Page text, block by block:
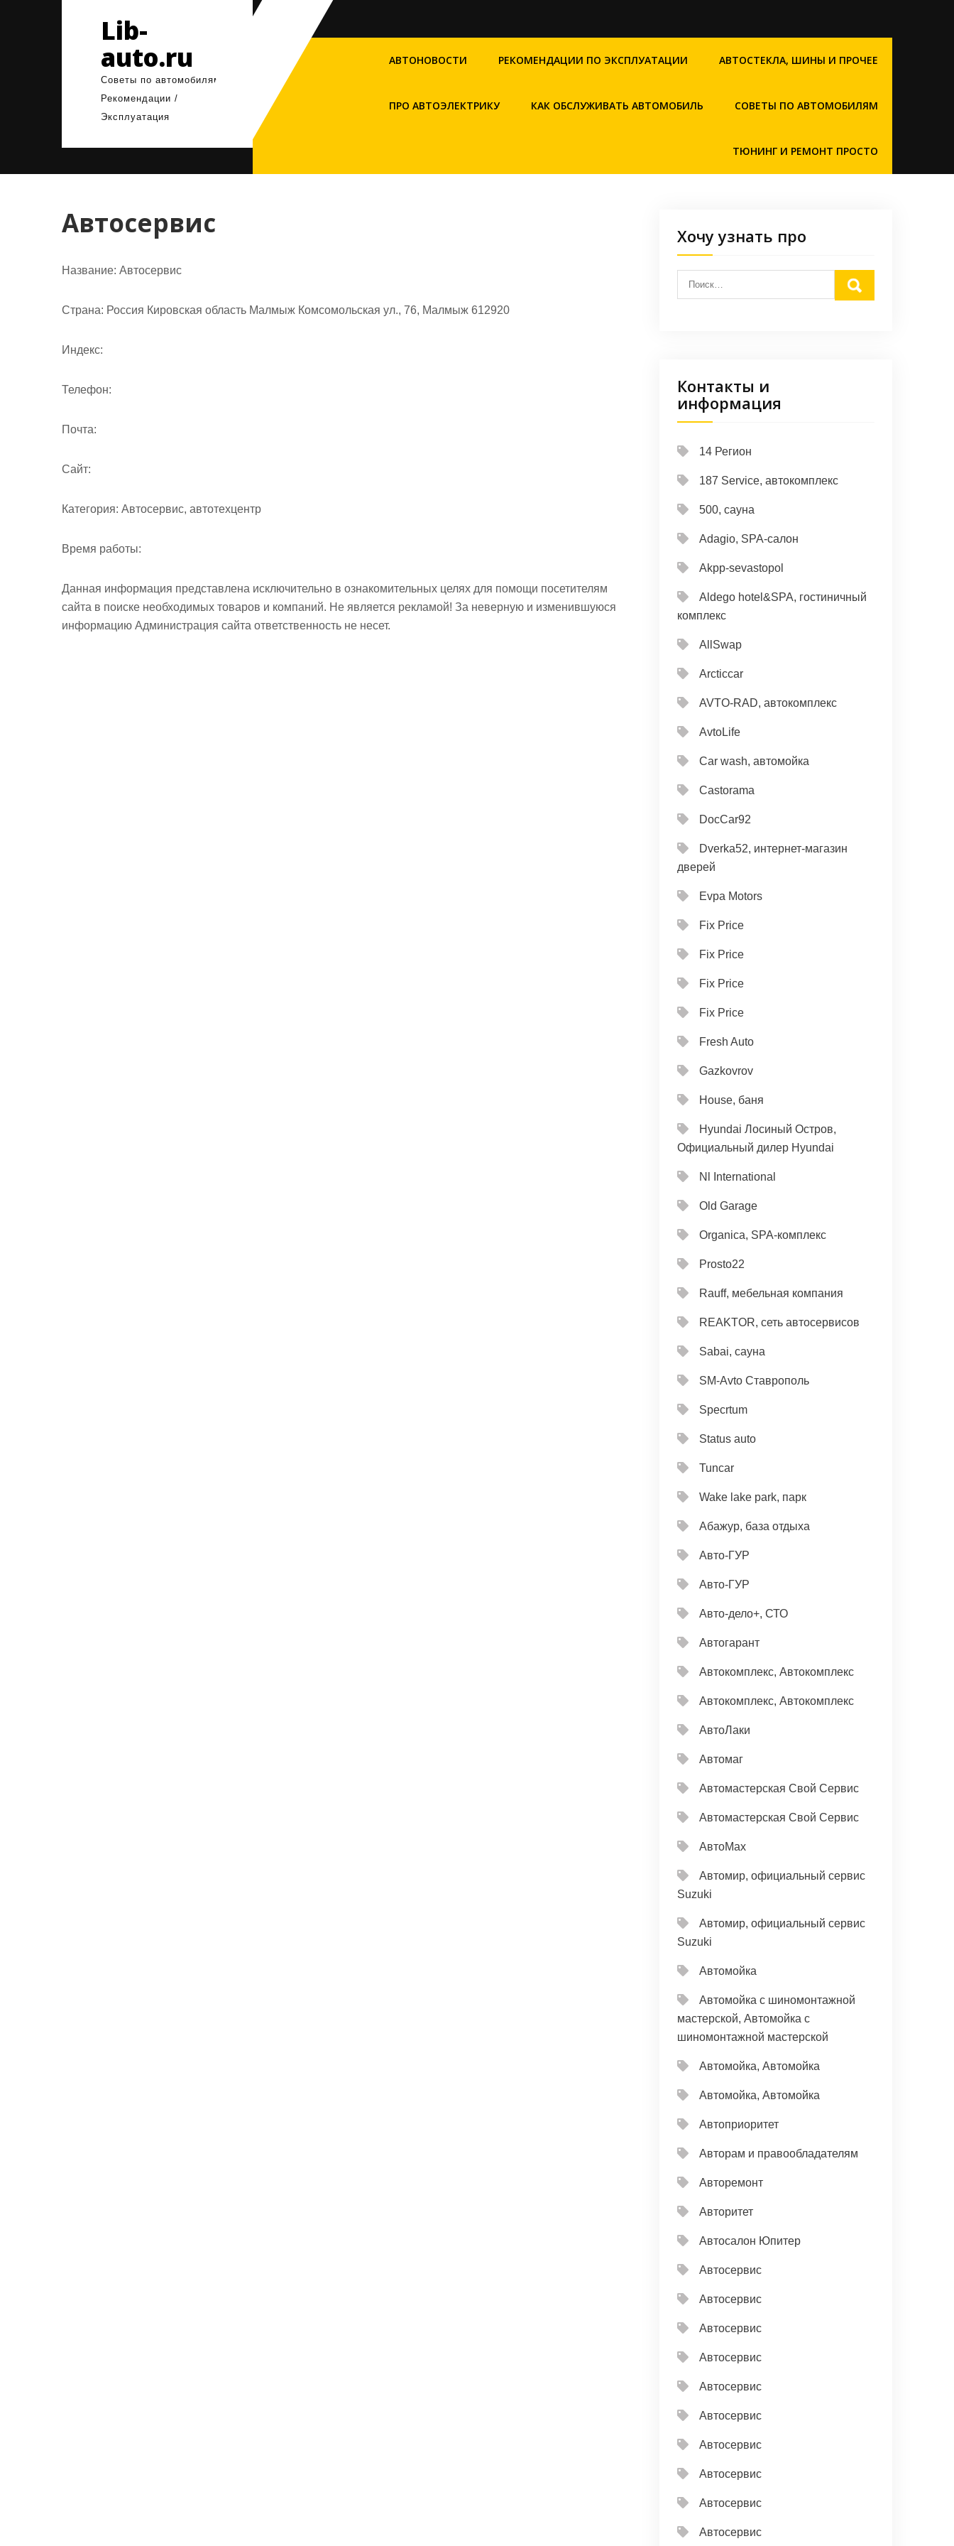
Lib-
auto.ru
Советы по автомобилям /
Рекомендации /
Эксплуатация
АВТОНОВОСТИ РЕКОМЕНДАЦИИ ПО ЭКСПЛУАТАЦИИ АВТОСТЕКЛА, ШИНЫ И ПРОЧЕЕ
ПРО АВТОЭЛЕКТРИКУ КАК ОБСЛУЖИВАТЬ АВТОМОБИЛЬ СОВЕТЫ ПО АВТОМОБИЛЯМ
ТЮНИНГ И РЕМОНТ ПРОСТО
Автосервис
Название: Автосервис
Страна: Россия Кировская область Малмыж Комсомольская ул., 76, Малмыж 612920
Индекс:
Телефон:
Почта:
Cайт:
Категория: Автосервис, автотехцентр
Время работы:
Данная информация представлена исключительно в ознакомительных целях для помощи посетителям
сайта в поиске необходимых товаров и компаний. Не является рекламой! За неверную и изменившуюся
информацию Администрация сайта ответственность не несет.
Хочу узнать про
Контакты и
информация
14 Регион
187 Service, автокомплекс
500, сауна
Adagio, SPA-салон
Akpp-sevastopol
Aldego hotel&SPA, гостиничный
комплекс
AllSwap
Arcticcar
AVTO-RAD, автокомплекс
AvtoLife
Car wash, автомойка
Castorama
DocCar92
Dverka52, интернет-магазин
дверей
Evpa Motors
Fix Price
Fix Price
Fix Price
Fix Price
Fresh Auto
Gazkovrov
House, баня
Hyundai Лосиный Остров,
Официальный дилер Hyundai
Nl International
Old Garage
Organica, SPA-комплекс
Prosto22
Rauff, мебельная компания
REAKTOR, сеть автосервисов
Sabai, сауна
SM-Avto Ставрополь
Specrtum
Status auto
Tuncar
Wake lake park, парк
Абажур, база отдыха
Авто-ГУР
Авто-ГУР
Авто-дело+, СТО
Автогарант
Автокомплекс, Автокомплекс
Автокомплекс, Автокомплекс
АвтоЛаки
Автомаг
Автомастерская Свой Сервис
Автомастерская Свой Сервис
АвтоМах
Автомир, официальный сервис
Suzuki
Автомир, официальный сервис
Suzuki
Автомойка
Автомойка с шиномонтажной
мастерской, Автомойка с
шиномонтажной мастерской
Автомойка, Автомойка
Автомойка, Автомойка
Автоприоритет
Авторам и правообладателям
Авторемонт
Авторитет
Автосалон Юпитер
Автосервис
Автосервис
Автосервис
Автосервис
Автосервис
Автосервис
Автосервис
Автосервис
Автосервис
Автосервис